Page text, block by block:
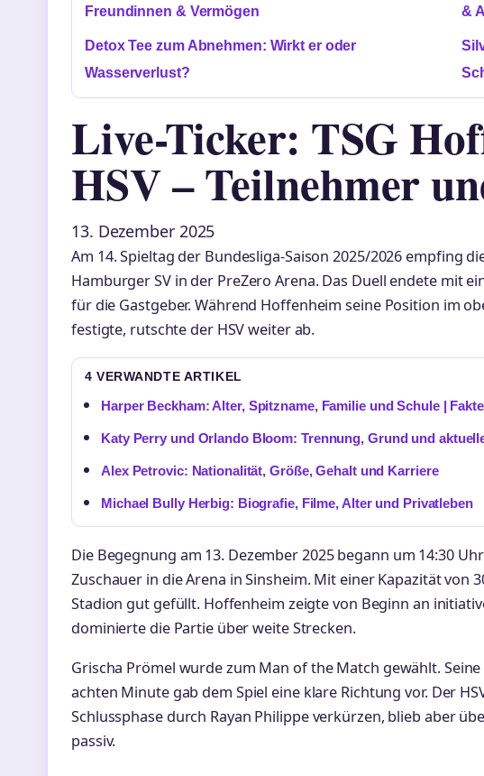
Freundinnen & Vermögen
&
Detox Tee zum Abnehmen: Wirkt er oder
Wasserverlust?
Live-Ticker: TSG
HSV – Teilnehmer
13. Dezember 2025
Am 14. Spieltag der Bundesliga-Saison 2025/2026 empfing
Hamburger SV in der PreZero Arena. Das Duell endete mit
für die Gastgeber. Während Hoffenheim seine Position im
festigte, rutschte der HSV weiter ab.
4 VERWANDTE ARTIKEL
Harper Beckham: Alter, Spitzname, Familie und Schule |
Katy Perry und Orlando Bloom: Trennung, Grund und
Alex Petrovic: Nationalität, Größe, Gehalt und Karriere
Michael Bully Herbig: Biografie, Filme, Alter und Privatleben
Die Begegnung am 13. Dezember 2025 begann um 14:30
Zuschauer in die Arena in Sinsheim. Mit einer Kapazität von
Stadion gut gefüllt. Hoffenheim zeigte von Beginn an
dominierte die Partie über weite Strecken.
Grischa Prömel wurde zum Man of the Match gewählt.
achten Minute gab dem Spiel eine klare Richtung vor. Der
Schlussphase durch Rayan Philippe verkürzen, blieb aber
passiv.